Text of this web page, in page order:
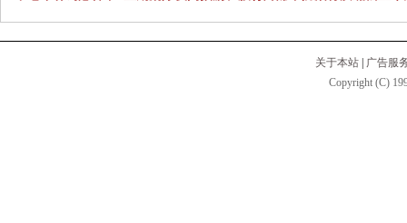
关于本站
广告服
Copyright (C)